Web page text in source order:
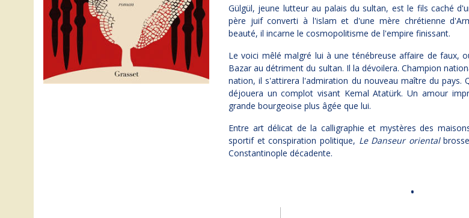
Gülgül, jeune lutteur au palais du sultan, est le fils caché
père juif converti à l'islam et d'une mère chrétienne
beauté, il incarne le cosmopolitisme de l'empire finissant.
Le voici mêlé malgré lui à une ténébreuse affaire de faux,
Bazar au détriment du sultan. Il la dévoilera. Champion
nation, il s'attirera l'admiration du nouveau maître du pays.
déjouera un complot visant Kemal Atatürk. Un amour
grande bourgeoise plus âgée que lui.
Entre art délicat de la calligraphie et mystères des
sportif et conspiration politique, Le Danseur oriental
Constantinople décadente.